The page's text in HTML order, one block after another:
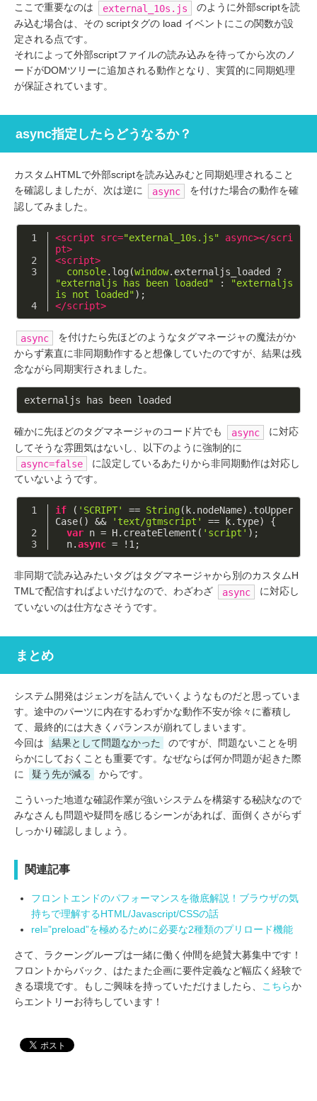
ここで重要なのは external_10s.js
のように外部scriptを読
み込む場合は、その scriptタグの load イベントにこの関数が設
定される点です。
それによって外部scriptファイルの読み込みを待ってから次のノ
ードがDOMツリーに追加される動作となり、実質的に同期処理
が保証されています。
async指定したらどうなるか？
カスタムHTMLで外部scriptを読み込みむと同期処理されること
を確認しましたが、次は逆に
async
を付けた場合の動作を確
認してみました。
<script src="external_10s.js" async></scri
pt>
<script>
console.log(window
"externaljs has been loaded" :
"externaljs
is not loaded");
</script>
async
を付けたら先ほどのようなタグマネージャの魔法がか
からず素直に非同期動作すると想像していたのですが、結果は残
念ながら同期実行されました。
確かに先ほどのタグマネージャのコード片でも async
に対応
してそうな雰囲気はないし、以下のように強制的に
async=false
に設定しているあたりから非同期動作は対応し
ていないようです。
if ( 'SCRIPT' == String(k.nodeName).toUpper
Case() &&
'text/gtmscript'
== k.type) {
var n = H.createElement( 'script' );
  n.
async = ! 1;
非同期で読み込みたいタグはタグマネージャから別のカスタムH
TMLで配信すればよいだけなので、わざわざ
async
に対応し
ていないのは仕方なさそうです。
まとめ
システム開発はジェンガを詰んでいくようなものだと思っていま
す。途中のパーツに内在するわずかな動作不安が徐々に蓄積し
て、最終的には大きくバランスが崩れてしまいます。
今回は
結果として問題なかった
のですが、問題ないことを明
らかにしておくことも重要です。なぜならば何か問題が起きた際
に
疑う先が減る からです。
こういった地道な確認作業が強いシステムを構築する秘訣なので
みなさんも問題や疑問を感じるシーンがあれば、面倒くさがらず
しっかり確認しましょう。
関連記事
フロントエンドのパフォーマンスを徹底解説！ブラウザの気
持ちで理解するHTML/Javascript/CSSの話
rel=”preload”を極めるために必要な2種類のプリロード機能
さて、ラクーングループは一緒に働く仲間を絶賛大募集中です！
フロントからバック、はたまた企画に要件定義など幅広く経験で
きる環境です。もしご興味を持っていただけましたら、
こちらか
らエントリーお待ちしています！